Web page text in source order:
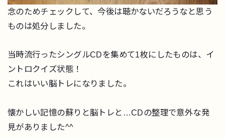
念のためチェックして、今後は聴かないだろうなと思う
ものは処分しました。
当時流行ったシングルCDを集めて1枚にしたものは、イ
ントロクイズ状態！
これはいい脳トレになりました。
懐かしい記憶の蘇りと脳トレと…CDの整理で意外な発
見がありました^^